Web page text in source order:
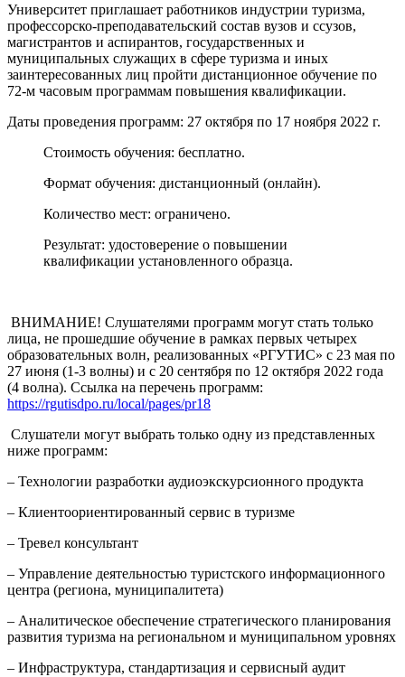
Университет приглашает работников индустрии туризма,
профессорско-преподавательский состав вузов и сcузов,
магистрантов и аспирантов, государственных и
муниципальных служащих в сфере туризма и иных
заинтересованных лиц пройти дистанционное обучение по
72-м часовым программам повышения квалификации.
Даты проведения программ: 27 октября по 17 ноября 2022 г.
Стоимость обучения: бесплатно.
Формат обучения: дистанционный (онлайн).
Количество мест:​ ограничено.
Результат:​ удостоверение о повышении
квалификации установленного образца.​
​ ВНИМАНИЕ! Слушателями программ могут стать только
лица, не прошедшие обучение в рамках первых четырех
образовательных волн, реализованных «РГУТИС» с 23 мая по
27 июня (1-3 волны) и с 20 сентября по 12 октября 2022 года
(4 волна). Ссылка на перечень программ:
https://rgutisdpo.ru/local/pages/pr18
​ Слушатели могут выбрать только одну из представленных
ниже программ:
– Технологии разработки аудиоэкскурсионного продукта
– Клиентоориентированный сервис в туризме
– Тревел консультант
– Управление деятельностью туристского информационного
центра (региона, муниципалитета)
– Аналитическое обеспечение стратегического планирования
развития туризма на региональном и муниципальном уровнях
– Инфраструктура, стандартизация и сервисный аудит